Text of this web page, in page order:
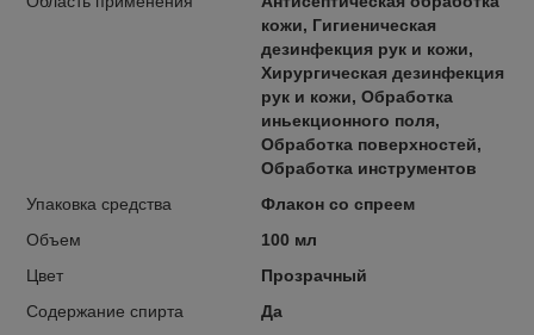
кожи, Гигиеническая
дезинфекция рук и кожи,
Хирургическая дезинфекция
рук и кожи, Обработка
иньекционного поля,
Обработка поверхностей,
Обработка инструментов
Упаковка средства
Флакон со спреем
Объем
100 мл
Цвет
Прозрачный
Содержание спирта
Да